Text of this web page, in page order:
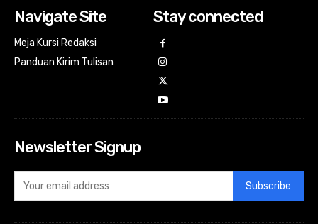
Navigate Site
Meja Kursi Redaksi
Panduan Kirim Tulisan
Stay connected
Newsletter Signup
Subscribe